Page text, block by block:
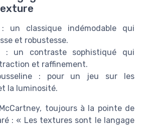
un classique indémodable qui
et robustesse.
: un contraste sophistiqué qui
et raffinement.
: pour un jeu sur les
la luminosité.
toujours à la pointe de
: « Les textures sont le langage